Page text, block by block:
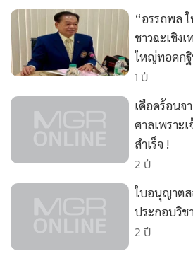
• CbizReview
•
Cyber BIZ
• ผู้จัดกวน
• Good health & Well-being
• Green Innovation & SD
• Infographic
• การเมือง
• ต่างประเทศ
“อรรถพล
ชาวฉะเชิง
ใหญ่ทอดกฐิ
1 ปี
เดือดร้อนจ
ศาลเพราะ
สำเร็จ !
2 ปี
ใบอนุญาต
ประกอบวิช
2 ปี